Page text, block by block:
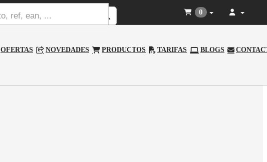
OFERTAS NOVEDADES PRODUCTOS TARIFAS BLOGS
0